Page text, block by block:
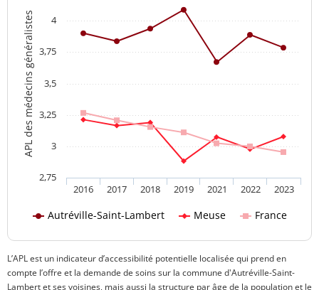
APL des médecins généralistes
Autréville-Saint-Lambert Meuse France
2016 2017 2018 2019 2021 2022 2023
2,75
3
3,25
3,5
3,75
4
L’APL est un indicateur d’accessibilité potentielle localisée qui prend en
compte l’offre et la demande de soins sur la commune d'Autréville-Saint-
Lambert et ses voisines, mais aussi la structure par âge de la population et le